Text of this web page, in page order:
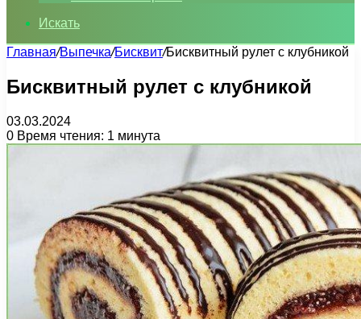
Искать
Главная/Выпечка/Бисквит/Бисквитный рулет с клубникой
Бисквитный рулет с клубникой
03.03.2024
0 Время чтения: 1 минута